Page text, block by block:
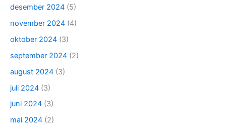
desember 2024 (5)
november 2024 (4)
oktober 2024 (3)
september 2024 (2)
august 2024 (3)
juli 2024 (3)
juni 2024 (3)
mai 2024 (2)